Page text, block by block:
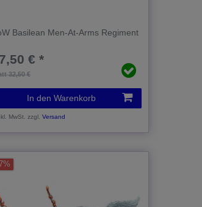
Basilean Men-At-Arms Regiment
32,50 €
€ *
In den Warenkorb
MwSt. zzgl.Versand